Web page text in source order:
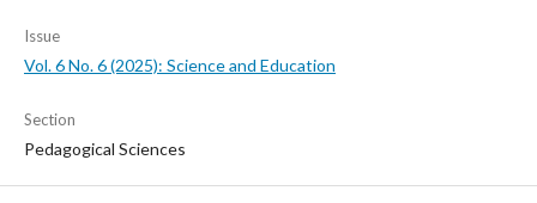
Issue
Vol. 6 No. 6 (2025): Science and Education
Section
Pedagogical Sciences